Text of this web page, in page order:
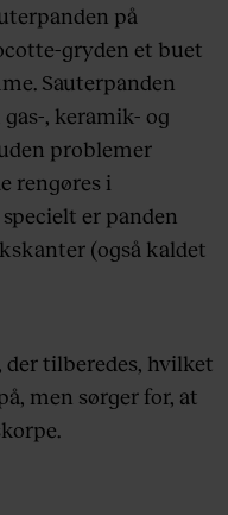
på
gryden et buet
Sauterpanden
, keramik- og
problemer
rengøres i
er panden
(også kaldet
tilberedes, hvilket
men sørger for, at